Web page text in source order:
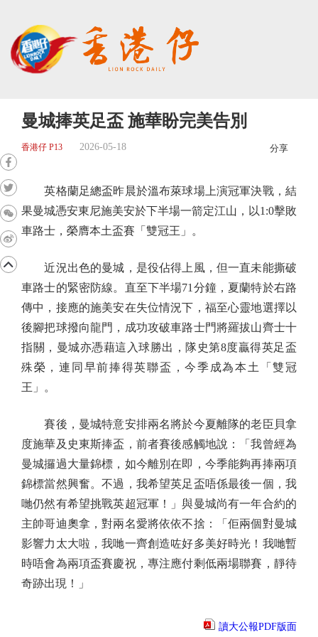
曼城捧英足盃 施華盼完美告別
香港仔 P13 2026-05-18 分享
英格蘭足總盃昨晨於溫布萊球場上演冠軍決戰，結
果曼城憑安東尼施美安於下半場一箭定江山，以1:0擊敗
車路士，榮膺本土盃賽「雙冠王」。
近況出色的曼城，是役佔得上風，但一直未能撕破
車路士的緊密防線。直至下半場71分鐘，夏蘭特於右路
傳中，接應的施美安在失位情況下，福至心靈地選擇以
後腳把球撥向龍門，成功攻破車路士門將羅拔山齊士十
指關，曼城亦憑藉這入球勝出，隊史第8度贏得英足盃
殊榮，連同早前捧得英聯盃，今季成為本土「雙冠
王」。
賽後，曼城特意安排兩名將於今夏離隊的老臣貝拿
度施華及史東斯捧盃，前者賽後感觸地說：「我曾經為
曼城攞過大量錦標，如今離別在即，今季能夠再捧兩項
錦標當然興奮。不過，我希望英足盃唔係最後一個，我
哋仍然有希望挑戰英超冠軍！」與曼城尚有一年合約的
主帥哥迪奧拿，對兩名愛將依依不捨：「佢兩個對曼城
影響力太大啦，我哋一齊創造咗好多美好時光！我哋暫
時唔會為兩項盃賽慶祝，專注應付剩低兩場聯賽，靜待
奇跡出現！」
讀大公報PDF版面